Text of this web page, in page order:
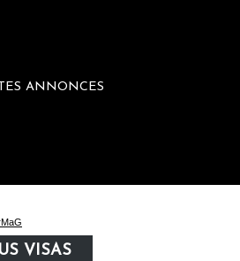
ANNONCES
VISAS